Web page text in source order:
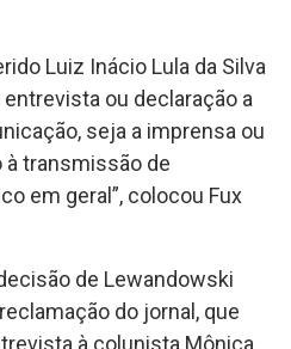
Luiz Inácio Lula da Silva
ou declaração a
seja a imprensa ou
transmissão de
em geral”, colocou Fux
de Lewandowski
do jornal, que
à colunista Mônica